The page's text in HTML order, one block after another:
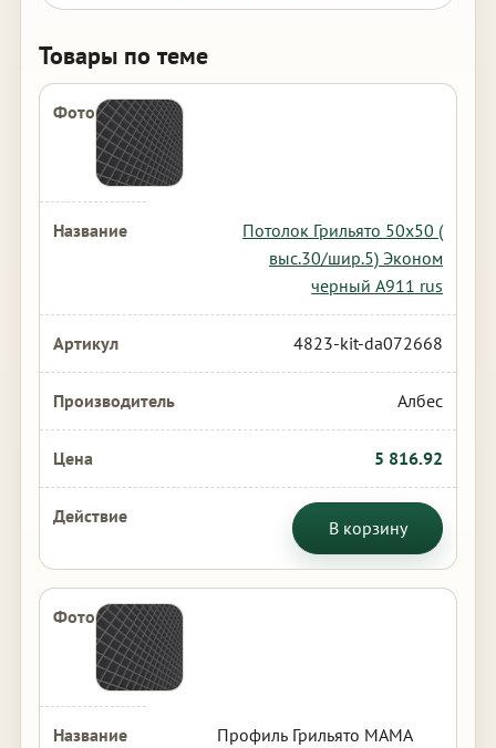
Товары по теме
Потолок Грильято 50х50 (
выс.30/шир.5) Эконом
черный А911 rus
4823-kit-da072668
Албес
5 816.92
В корзину
Профиль Грильято МАМА